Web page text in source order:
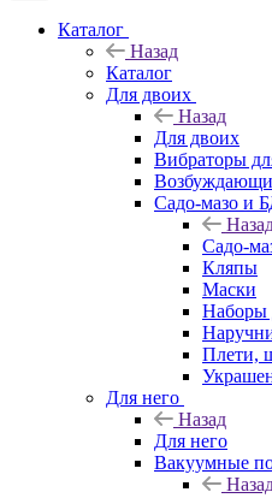
Каталог
Назад
Каталог
Для двоих
Назад
Для двоих
Вибраторы
Садо-мазо и
Садо-
Кляпы
Маски
Наборы
Плети,
Для него
Назад
Для него
Вакуумные